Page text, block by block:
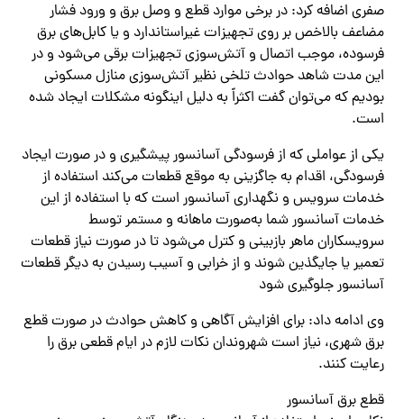
صفری اضافه کرد: در برخی موارد قطع و وصل برق و ورود فشار
مضاعف بالاخص بر روی تجهیزات غیراستاندارد و یا کابل‌های برق
فرسوده، موجب اتصال و آتش‌سوزی تجهیزات برقی می‌شود و در
این مدت شاهد حوادث تلخی نظیر آتش‌سوزی منازل مسکونی
بودیم که می‌توان گفت اکثراً به دلیل اینگونه مشکلات ایجاد شده
است.
یکی از عواملی که از فرسودگی آسانسور پیشگیری و در صورت ایجاد
فرسودگی، اقدام به جاگزینی به موقع قطعات می‌کند استفاده از
خدمات سرویس و نگهداری آسانسور است که با استفاده از این
خدمات آسانسور شما به‌صورت ماهانه و مستمر توسط
سرویسکاران ماهر بازبینی و کترل می‌شود تا در صورت نیاز قطعات
تعمیر یا جایگذین شوند و از خرابی و آسیب رسیدن به دیگر قطعات
آسانسور جلوگیری شود
وی ادامه داد: برای افزایش آگاهی و کاهش حوادث در صورت قطع
برق شهری، نیاز است شهروندان نکات لازم در ایام قطعی برق را
رعایت کنند.
قطع برق آسانسور